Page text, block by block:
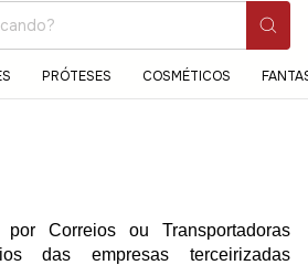
PRÓTESES COSMÉTICOS
por Correios ou Transportadoras
das empresas terceirizadas